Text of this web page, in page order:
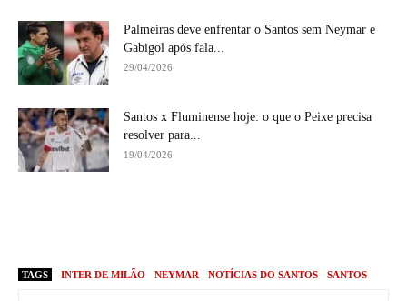
Palmeiras deve enfrentar o Santos sem Neymar e
Gabigol após fala...
29/04/2026
Santos x Fluminense hoje: o que o Peixe precisa
resolver para...
19/04/2026
TAGS INTER DE MILÃO NEYMAR NOTÍCIAS DO SANTOS SANTOS